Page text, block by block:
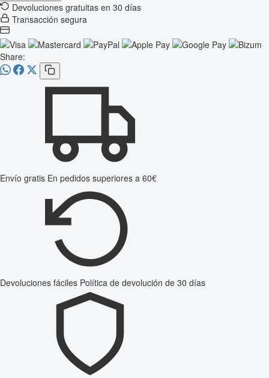
Devoluciones gratuitas en 30 días
Transacción segura
Share:
Envío gratis En pedidos superiores a 60€
Devoluciones fáciles Política de devolución de 30 días